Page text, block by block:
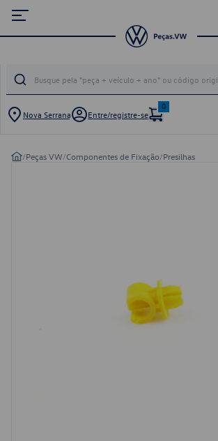
Nova Serrana Entre/registre-se
0
/Peças VW/Componentes de Fixação/Presilhas